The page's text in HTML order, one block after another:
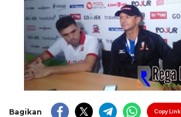
Bagikan Copy Link